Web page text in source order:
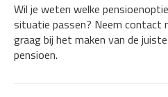
Wil je weten welke
situatie passen? Neem contact
graag bij het maken van de
pensioen.